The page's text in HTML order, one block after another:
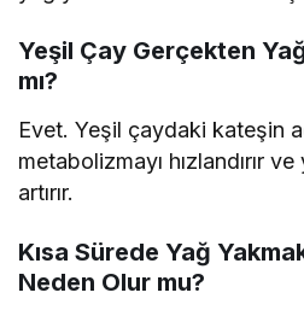
Yeşil Çay Gerçekten Yağ
mı?
Evet. Yeşil çaydaki kateşin
metabolizmayı hızlandırır
artırır.
Kısa Sürede Yağ
Neden Olur mu?